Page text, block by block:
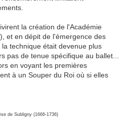
la création de l'Académie
et en dépit de l'émergence des
technique était devenue plus
pas de tenue spécifique au ballet...
en voyant les premières
à un Souper du Roi où si elles
de Subligny (1666-1736)